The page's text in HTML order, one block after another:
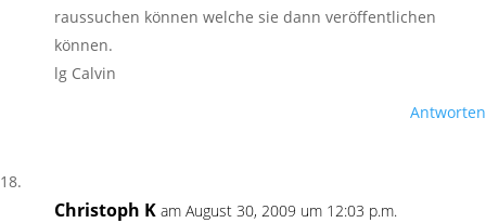
raussuchen können welche sie dann veröffentlichen
können.
lg Calvin
Antworten
Christoph K am August 30, 2009 um 12:03 p.m.